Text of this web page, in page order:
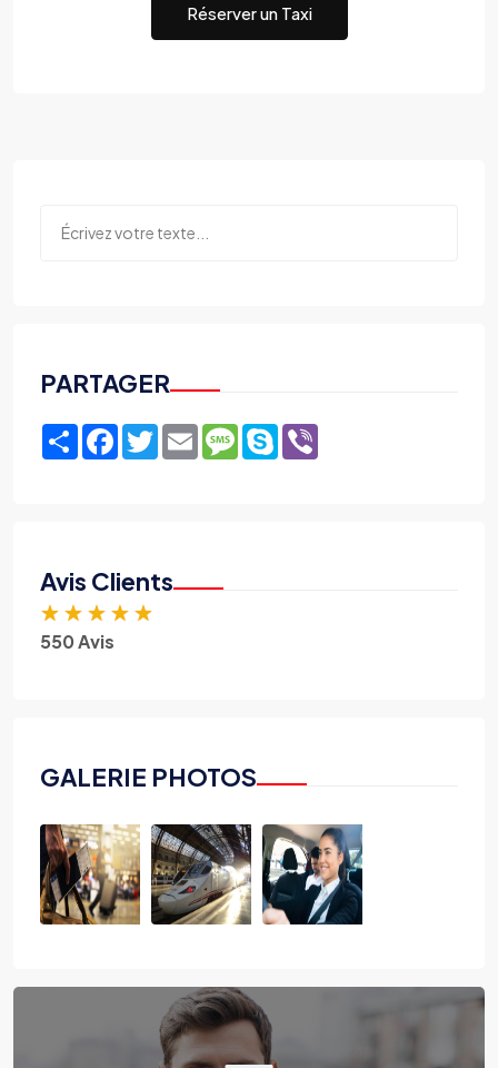
Réserver un Taxi
PARTAGER
ShareFacebook
TwitterEmailMessage
Skype
Avis Clients
★ ★ ★ ★ ★
550 Avis
GALERIE PHOTOS